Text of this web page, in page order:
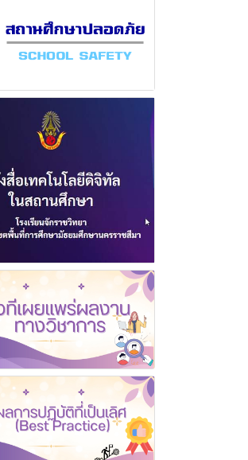
ช 2567
ฤษภาคม 2567
นเพิ่มเติม
พุทธศักราช